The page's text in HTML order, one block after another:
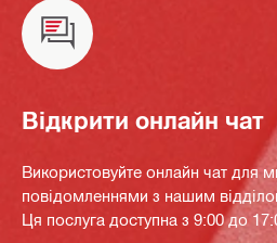
Відкрити онлайн чат
Використовуйте онлайн чат для
повідомленнями з нашим
Ця послуга доступна з 9:00 до